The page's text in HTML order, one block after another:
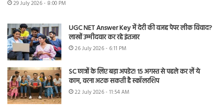
29 July 2026 - 8:00 PM
UGC NET Answer Key में देरी की वजह पेपर लीक विवाद?
लाखों उम्मीदवार कर रहे इंतजार
26 July 2026 - 6:11 PM
SC छात्रों के लिए बड़ा अपडेट! 15 अगस्त से पहले कर लें ये
काम, वरना अटक सकती है स्कॉलरशिप
22 July 2026 - 11:54 AM